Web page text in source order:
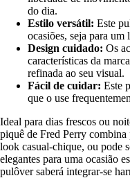
do dia.
Estilo versátil: Este
ocasiões, seja para
Design cuidado: Os
características da
refinada ao seu visual.
Fácil de cuidar: Este
que o use
Ideal para dias frescos ou
piquê de Fred Perry
look casual-chique, ou pode
elegantes para uma ocasião
pulôver saberá integrar-se